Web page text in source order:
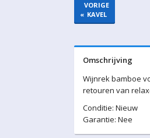
«
VORIGE
KAVEL
Omschrijving
Wijnrek bamboe
retouren van
Conditie: Nieuw
Garantie: Nee